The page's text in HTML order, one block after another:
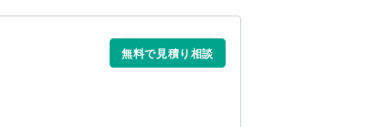
無料で見積り相談